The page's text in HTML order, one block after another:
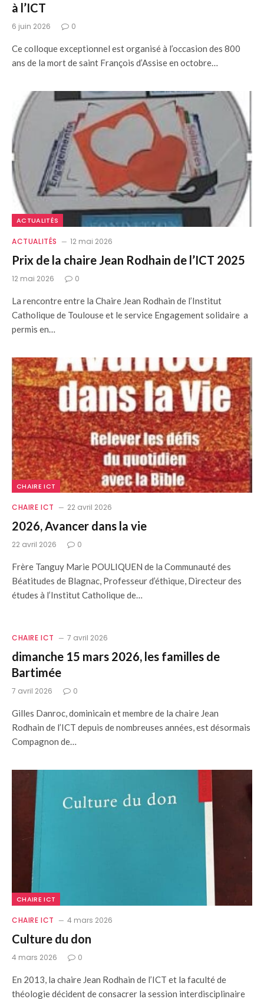
à l’ICT
6 juin 2026 0
Ce colloque exceptionnel est organisé à l’occasion des 800
ans de la mort de saint François d’Assise en octobre…
ACTUALITÉS
ACTUALITÉS 12 mai 2026
Prix de la chaire Jean Rodhain de l’ICT 2025
12 mai 2026 0
La rencontre entre la Chaire Jean Rodhain de l’Institut
Catholique de Toulouse et le service Engagement solidaire a
permis en…
CHAIRE ICT
CHAIRE ICT 22 avril 2026
2026, Avancer dans la vie
22 avril 2026 0
Frère Tanguy Marie POULIQUEN de la Communauté des
Béatitudes de Blagnac, Professeur d’éthique, Directeur des
études à l’Institut Catholique de…
CHAIRE ICT 7 avril 2026
dimanche 15 mars 2026, les familles de
Bartimée
7 avril 2026 0
Gilles Danroc, dominicain et membre de la chaire Jean
Rodhain de l’ICT depuis de nombreuses années, est désormais
Compagnon de…
CHAIRE ICT
CHAIRE ICT 4 mars 2026
Culture du don
4 mars 2026 0
En 2013, la chaire Jean Rodhain de l’ICT et la faculté de
théologie décident de consacrer la session interdisciplinaire